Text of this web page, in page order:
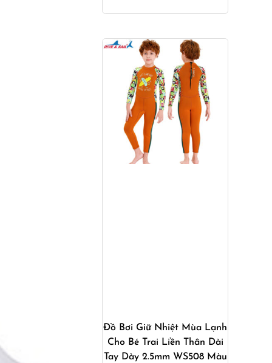
Đồ Bơi Giữ Nhiệt Mùa Lạnh
Cho Bé Trai Liền Thân Dài
Tay Dày 2.5mm WS508 Màu